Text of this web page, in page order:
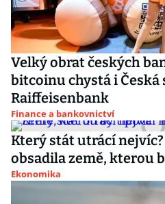
Velký obrat českých
bitcoinu chystá i
Raiffeisenbank
Finance a bankovnictví
Který stát utrácí
obsadila země, kterou
Ekonomika